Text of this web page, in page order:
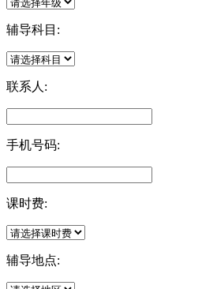
辅导科目:
联系人:
手机号码:
课时费:
辅导地点: